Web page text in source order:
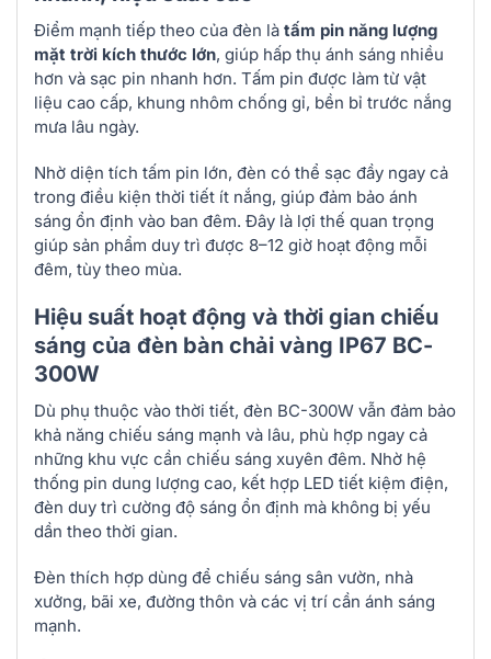
Điểm mạnh tiếp theo của đèn là tấm pin năng lượng
mặt trời kích thước lớn, giúp hấp thụ ánh sáng nhiều
hơn và sạc pin nhanh hơn. Tấm pin được làm từ vật
liệu cao cấp, khung nhôm chống gỉ, bền bỉ trước nắng
mưa lâu ngày.
Nhờ diện tích tấm pin lớn, đèn có thể sạc đầy ngay cả
trong điều kiện thời tiết ít nắng, giúp đảm bảo ánh
sáng ổn định vào ban đêm. Đây là lợi thế quan trọng
giúp sản phẩm duy trì được 8–12 giờ hoạt động mỗi
đêm, tùy theo mùa.
Hiệu suất hoạt động và thời gian chiếu
sáng của đèn bàn chải vàng IP67 BC-
300W
Dù phụ thuộc vào thời tiết, đèn BC-300W vẫn đảm bảo
khả năng chiếu sáng mạnh và lâu, phù hợp ngay cả
những khu vực cần chiếu sáng xuyên đêm. Nhờ hệ
thống pin dung lượng cao, kết hợp LED tiết kiệm điện,
đèn duy trì cường độ sáng ổn định mà không bị yếu
dần theo thời gian.
Đèn thích hợp dùng để chiếu sáng sân vườn, nhà
xưởng, bãi xe, đường thôn và các vị trí cần ánh sáng
mạnh.